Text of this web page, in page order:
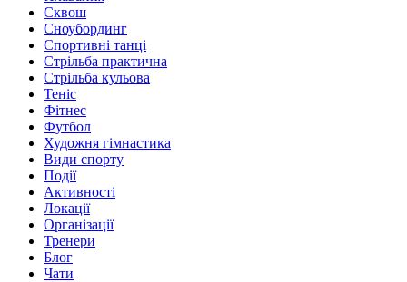
Сквош
Сноубординг
Спортивні танці
Стрільба практична
Стрільба кульова
Теніс
Фітнес
Футбол
Художня гімнастика
Види спорту
Події
Активності
Локації
Організації
Тренери
Блог
Чати